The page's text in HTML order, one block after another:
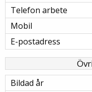
Telefon arbete
Mobil
E-postadress
Bildad år